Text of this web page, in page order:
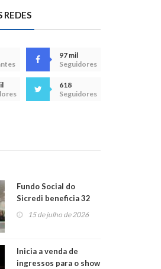
3 de julho de 2026
REDES
97 mil
Seguidores
618
Seguidores
Fundo Social do
Sicredi beneficia 32
projetos em
15 de julho de 2026
Inicia a venda de
ingressos para o show